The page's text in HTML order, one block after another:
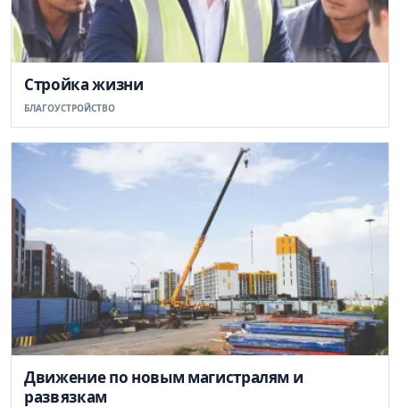
Стройка жизни
БЛАГОУСТРОЙСТВО
Движение по новым магистралям и
развязкам